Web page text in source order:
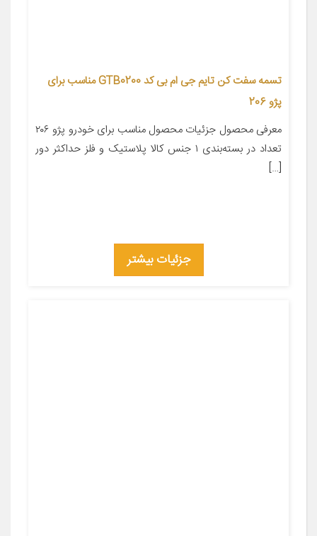
تسمه سفت کن تایم جی ام بی کد GTB0200 مناسب برای
پژو 206
معرفی محصول جزئیات محصول مناسب برای خودرو پژو ۲۰۶
تعداد در بسته‌بندی ۱ جنس کالا پلاستیک و فلز حداکثر دور
[…]
جزئیات بیشتر